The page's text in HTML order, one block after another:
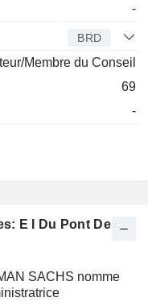
E I Du Pont De
SACHS nomme
-
BRD
Membre du Conseil
69
-